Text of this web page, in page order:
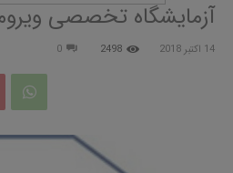
آزمایشگاه تخصصی
14 اکتبر 2018 2498
0